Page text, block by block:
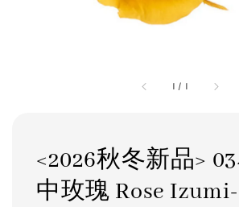
1 / 1
<2026秋冬新品>
中玫瑰 Rose